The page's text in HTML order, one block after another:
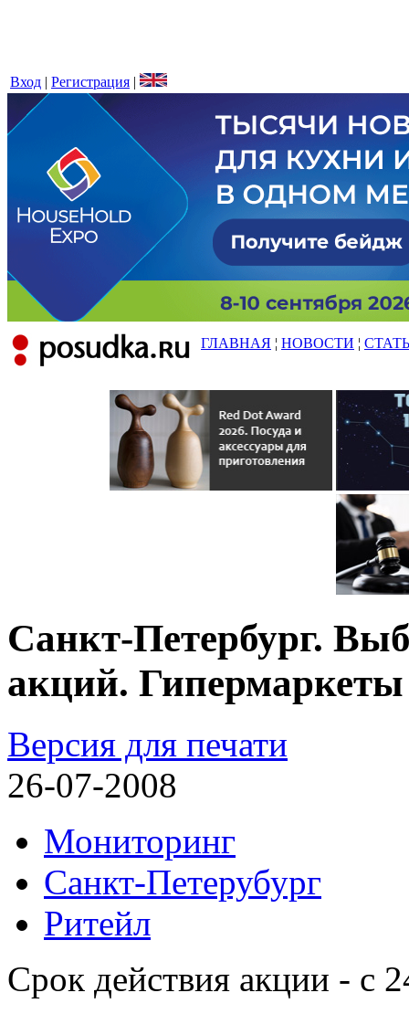
Вход | Регистрация |
ГЛАВНАЯ ¦ НОВОСТИ ¦
Санкт-Петербург.
акций.
Версия для печати
26-07-2008
Мониторинг
Санкт-Петерубург
Ритейл
Срок действия акции - с